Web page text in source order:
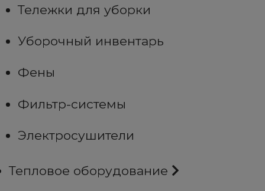
Тележки для уборки
Уборочный инвентарь
Фены
Фильтр-системы
Электросушители
Тепловое оборудование